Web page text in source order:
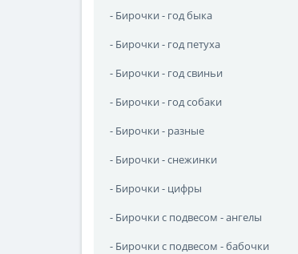
- Бирочки - год быка
- Бирочки - год петуха
- Бирочки - год свиньи
- Бирочки - год собаки
- Бирочки - разные
- Бирочки - снежинки
- Бирочки - цифры
- Бирочки с подвесом - ангелы
- Бирочки с подвесом - бабочки